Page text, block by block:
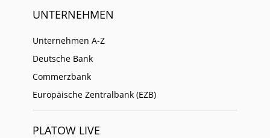
UNTERNEHMEN
Unternehmen A-Z
Deutsche Bank
Commerzbank
Europäische Zentralbank (EZB)
PLATOW LIVE